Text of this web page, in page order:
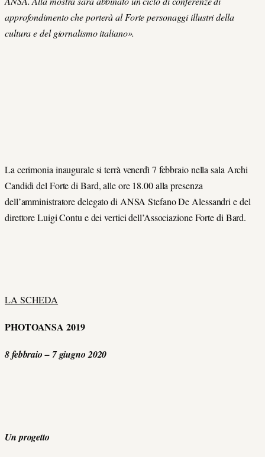
approfondimento che porterà al Forte personaggi illustri della
cultura e del giornalismo italiano».
La cerimonia inaugurale si terrà venerdì 7 febbraio nella sala Archi
Candidi del Forte di Bard, alle ore 18.00 alla presenza
dell’amministratore delegato di ANSA Stefano De Alessandri e del
direttore Luigi Contu e dei vertici dell’Associazione Forte di Bard.
LA SCHEDA
PHOTOANSA 2019
8 febbraio – 7 giugno 2020
Un progetto